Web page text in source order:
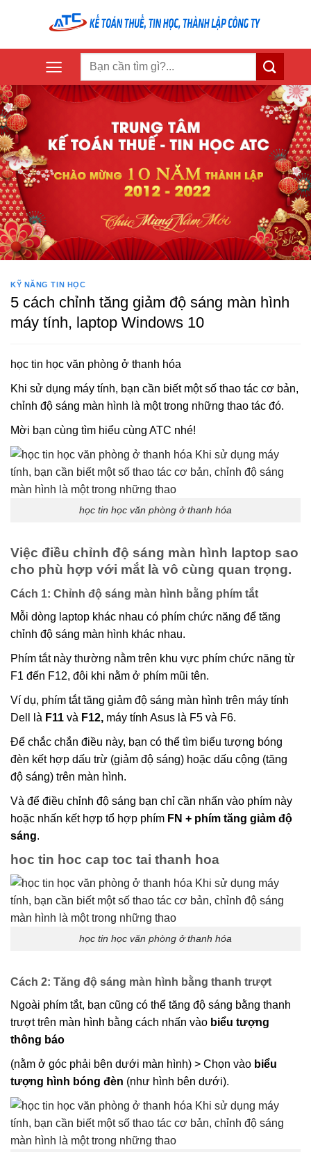
KỸ NĂNG TIN HỌC
5 cách chỉnh tăng giảm độ sáng màn hình
máy tính, laptop Windows 10
học tin học văn phòng ở thanh hóa
Khi sử dụng máy tính, bạn cần biết một số thao tác cơ bản,
chỉnh độ sáng màn hình là một trong những thao tác đó.
Mời bạn cùng tìm hiểu cùng ATC nhé!
học tin học văn phòng ở thanh hóa
Việc điều chỉnh độ sáng màn hình laptop sao
cho phù hợp với mắt là vô cùng quan trọng.
Cách 1: Chỉnh độ sáng màn hình bằng phím tắt
Mỗi dòng laptop khác nhau có phím chức năng để tăng
chỉnh độ sáng màn hình khác nhau.
Phím tắt này thường nằm trên khu vực phím chức năng từ
F1 đến F12, đôi khi nằm ở phím mũi tên.
Ví dụ, phím tắt tăng giảm độ sáng màn hình trên máy tính
Dell là F11 và F12, máy tính Asus là F5 và F6.
Để chắc chắn điều này, bạn có thể tìm biểu tượng bóng
đèn kết hợp dấu trừ (giảm độ sáng) hoặc dấu cộng (tăng
độ sáng) trên màn hình.
Và để điều chỉnh độ sáng bạn chỉ cần nhấn vào phím này
hoặc nhấn kết hợp tổ hợp phím FN + phím tăng giảm độ
sáng.
hoc tin hoc cap toc tai thanh hoa
học tin học văn phòng ở thanh hóa
Cách 2: Tăng độ sáng màn hình bằng thanh trượt
Ngoài phím tắt, bạn cũng có thể tăng độ sáng bằng thanh
trượt trên màn hình bằng cách nhấn vào biểu tượng
thông báo
(nằm ở góc phải bên dưới màn hình) > Chọn vào biểu
tượng hình bóng đèn (như hình bên dưới).